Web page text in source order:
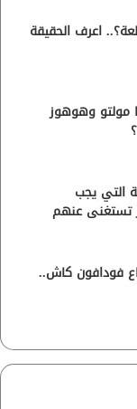
اعرف الحقيقة
مولتو وهوهوز
التي يجب
فودافون كاش..